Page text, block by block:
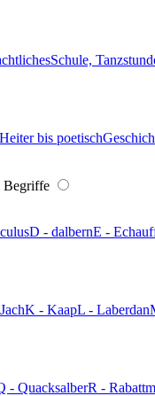
Schule,
Heiter bis poetisch
Begriffe
D - dalbernE -
K - KaapL - Laberdan
- QuacksalberR -